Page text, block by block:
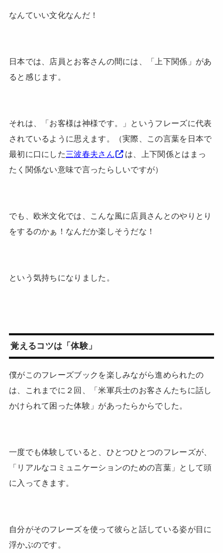
なんていい文化なんだ！
日本では、店員とお客さんの間には、「上下関係」があ
ると感じます。
それは、「お客様は神様です。」というフレーズに代表
されているように思えます。（実際、この言葉を日本で
最初に口にした三波春夫さん
は、上下関係とはまっ
たく関係ない意味で言ったらしいですが）
でも、欧米文化では、こんな風に店員さんとのやりとり
をするのかぁ！なんだか楽しそうだな！
という気持ちになりました。
覚えるコツは「体験」
僕がこのフレーズブックを楽しみながら進められたの
は、これまでに２回、「米軍兵士のお客さんたちに話し
かけられて困った体験」があったらからでした。
一度でも体験していると、ひとつひとつのフレーズが、
「リアルなコミュニケーションのための言葉」として頭
に入ってきます。
自分がそのフレーズを使って彼らと話している姿が目に
浮かぶのです。